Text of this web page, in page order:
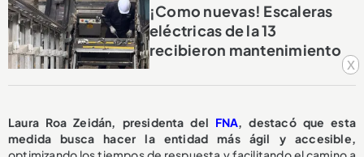
x
¡Como nuevas! Escaleras
eléctricas de la 13
recibieron mantenimiento
Laura Roa Zeidán, presidenta del FNA, destacó que esta
medida busca hacer la entidad más ágil y accesible,